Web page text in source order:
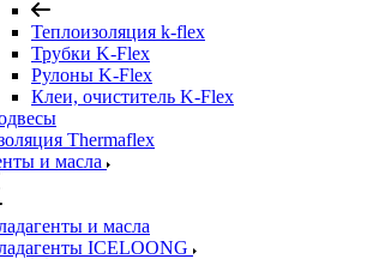
Теплоизоляция k-flex
Трубки K-Flex
Рулоны K-Flex
Клеи, очиститель K-Flex
Thermaflex
и масла
и масла
ICELOONG